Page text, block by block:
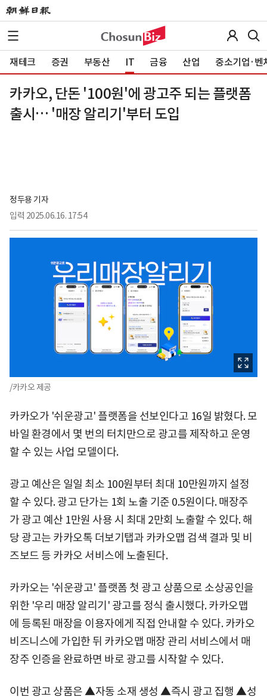
재테크 증권 부동산 IT 금융 산업 중소기업·벤
카카오, 단돈 '100원'에 광고주 되는 플랫폼
출시… '매장 알리기'부터 도입
정두용 기자
입력 2025.06.16. 17:54
/카카오 제공
카카오가 '쉬운광고' 플랫폼을 선보인다고 16일 밝혔다. 모
바일 환경에서 몇 번의 터치만으로 광고를 제작하고 운영
할 수 있는 사업 모델이다.
광고 예산은 일일 최소 100원부터 최대 10만원까지 설정
할 수 있다. 광고 단가는 1회 노출 기준 0.5원이다. 매장주
가 광고 예산 1만원 사용 시 최대 2만회 노출할 수 있다. 해
당 광고는 카카오톡 더보기탭과 카카오맵 검색 결과 및 비
즈보드 등 카카오 서비스에 노출된다.
카카오는 '쉬운광고' 플랫폼 첫 광고 상품으로 소상공인을
위한 '우리 매장 알리기' 광고를 정식 출시했다. 카카오맵
에 등록된 매장을 이용자에게 직접 안내할 수 있다. 카카오
비즈니스에 가입한 뒤 카카오맵 매장 관리 서비스에서 매
장주 인증을 완료하면 바로 광고를 시작할 수 있다.
이번 광고 상품은 ▲자동 소재 생성 ▲즉시 광고 집행 ▲성